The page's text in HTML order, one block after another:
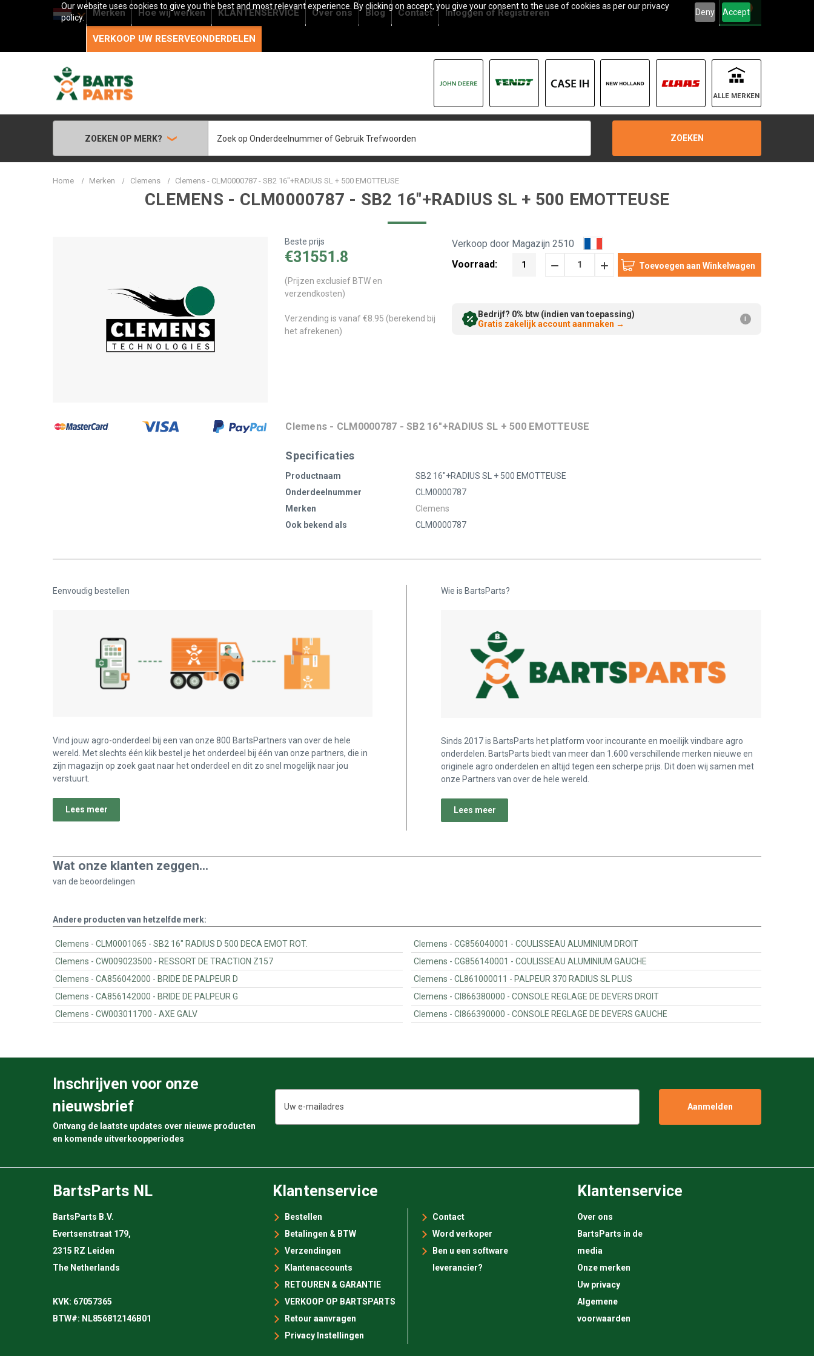
Our website uses cookies to give you the best and most relevant experience. By clicking on accept, you give your consent to the use of cookies as per our privacy
policy.
Deny Accept
Merken Hoe wij werken KLANTENSERVICE Over ons Blog Contact InloggenofRegistreren
VERKOOP UW RESERVEONDERDELEN
0
ALLE MERKEN
ZOEKEN OP MERK?
ZOEKEN
Home Merken Clemens Clemens - CLM0000787 - SB2 16"+RADIUS SL + 500 EMOTTEUSE
CLEMENS - CLM0000787 - SB2 16"+RADIUS SL + 500 EMOTTEUSE
Beste prijs
€31551.8
(Prijzen exclusief BTW en
verzendkosten)
Verzending is vanaf €8.95 (berekend bij
het afrekenen)
Verkoop door Magazijn 2510
Voorraad:
1 HoeveelheidHoeveelheid
Bedrijf? 0% btw (indien van toepassing)
Gratis zakelijk account aanmaken → i
Clemens - CLM0000787 - SB2 16"+RADIUS SL + 500 EMOTTEUSE
Specificaties
Productnaam
SB2 16"+RADIUS SL + 500 EMOTTEUSE
Onderdeelnummer
CLM0000787
Merken
Clemens
Ook bekend als
CLM0000787
Eenvoudig bestellen
Vind jouw agro-onderdeel bij een van onze 800 BartsPartners van over de hele
wereld. Met slechts één klik bestel je het onderdeel bij één van onze partners, die in
zijn magazijn op zoek gaat naar het onderdeel en dit zo snel mogelijk naar jou
verstuurt.
Lees meer
Wie is BartsParts?
Sinds 2017 is BartsParts het platform voor incourante en moeilijk vindbare agro
onderdelen. BartsParts biedt van meer dan 1.600 verschillende merken nieuwe en
originele agro onderdelen en altijd tegen een scherpe prijs. Dit doen wij samen met
onze Partners van over de hele wereld.
Lees meer
Wat onze klanten zeggen...
van de beoordelingen
Andere producten van hetzelfde merk:
Clemens - CLM0001065 - SB2 16" RADIUS D 500 DECA EMOT ROT.
Clemens - CW009023500 - RESSORT DE TRACTION Z157
Clemens - CA856042000 - BRIDE DE PALPEUR D
Clemens - CA856142000 - BRIDE DE PALPEUR G
Clemens - CW003011700 - AXE GALV
Clemens - CG856040001 - COULISSEAU ALUMINIUM DROIT
Clemens - CG856140001 - COULISSEAU ALUMINIUM GAUCHE
Clemens - CL861000011 - PALPEUR 370 RADIUS SL PLUS
Clemens - CI866380000 - CONSOLE REGLAGE DE DEVERS DROIT
Clemens - CI866390000 - CONSOLE REGLAGE DE DEVERS GAUCHE
Inschrijven voor onze
nieuwsbrief
Ontvang de laatste updates over nieuwe producten
en komende uitverkoopperiodes
mailadres
Klantenservice
Bestellen
Betalingen & BTW
Verzendingen
Klantenaccounts
RETOUREN & GARANTIE
VERKOOP OP BARTSPARTS
Retour aanvragen
Privacy Instellingen
Contact
Word verkoper
Ben u een software
leverancier?
Klantenservice
Over ons
BartsParts in de
media
Onze merken
Uw privacy
Algemene
voorwaarden
BartsParts NL
BartsParts B.V.
Evertsenstraat 179,
2315 RZ Leiden
The Netherlands
KVK: 67057365
BTW#: NL856812146B01